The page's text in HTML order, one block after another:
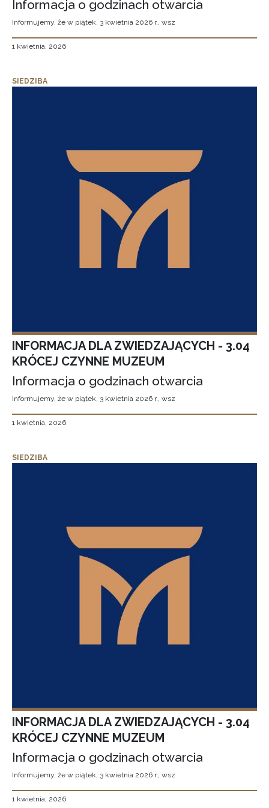
Informacja o godzinach otwarcia
Informujemy, że w piątek, 3 kwietnia 2026 r., wsz
1 kwietnia, 2026
SIEDZIBA
INFORMACJA DLA ZWIEDZAJĄCYCH - 3.04
KRÓCEJ CZYNNE MUZEUM
Informacja o godzinach otwarcia
Informujemy, że w piątek, 3 kwietnia 2026 r., wsz
1 kwietnia, 2026
SIEDZIBA
INFORMACJA DLA ZWIEDZAJĄCYCH - 3.04
KRÓCEJ CZYNNE MUZEUM
Informacja o godzinach otwarcia
Informujemy, że w piątek, 3 kwietnia 2026 r., wsz
1 kwietnia, 2026